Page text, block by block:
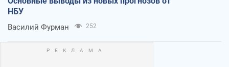
НБУ
Василий Фурман 252